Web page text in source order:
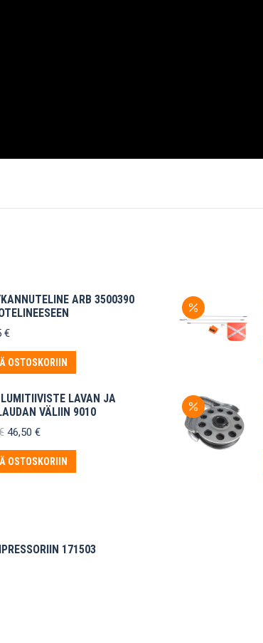
ARB 3500390
€
OSTOSKORIIN
LUMITIIVISTE LAVAN JA
VÄLIIN 9010
Alkuperäinen
oli:
49,50 €.
46,50 €Nykyinen
on:
46,50 €.
OSTOSKORIIN
171503